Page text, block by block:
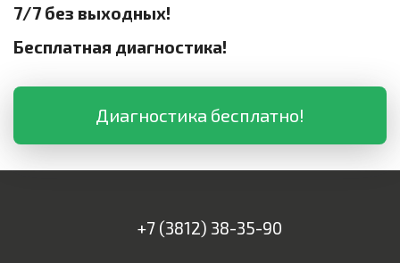
7/7 без выходных!
Бесплатная диагностика!
Диагностика бесплатно!
+7 (3812) 38-35-90